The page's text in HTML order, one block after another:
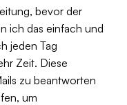
bevor der
ich das einfach und
jeden Tag
Zeit. Diese
zu beantworten
um